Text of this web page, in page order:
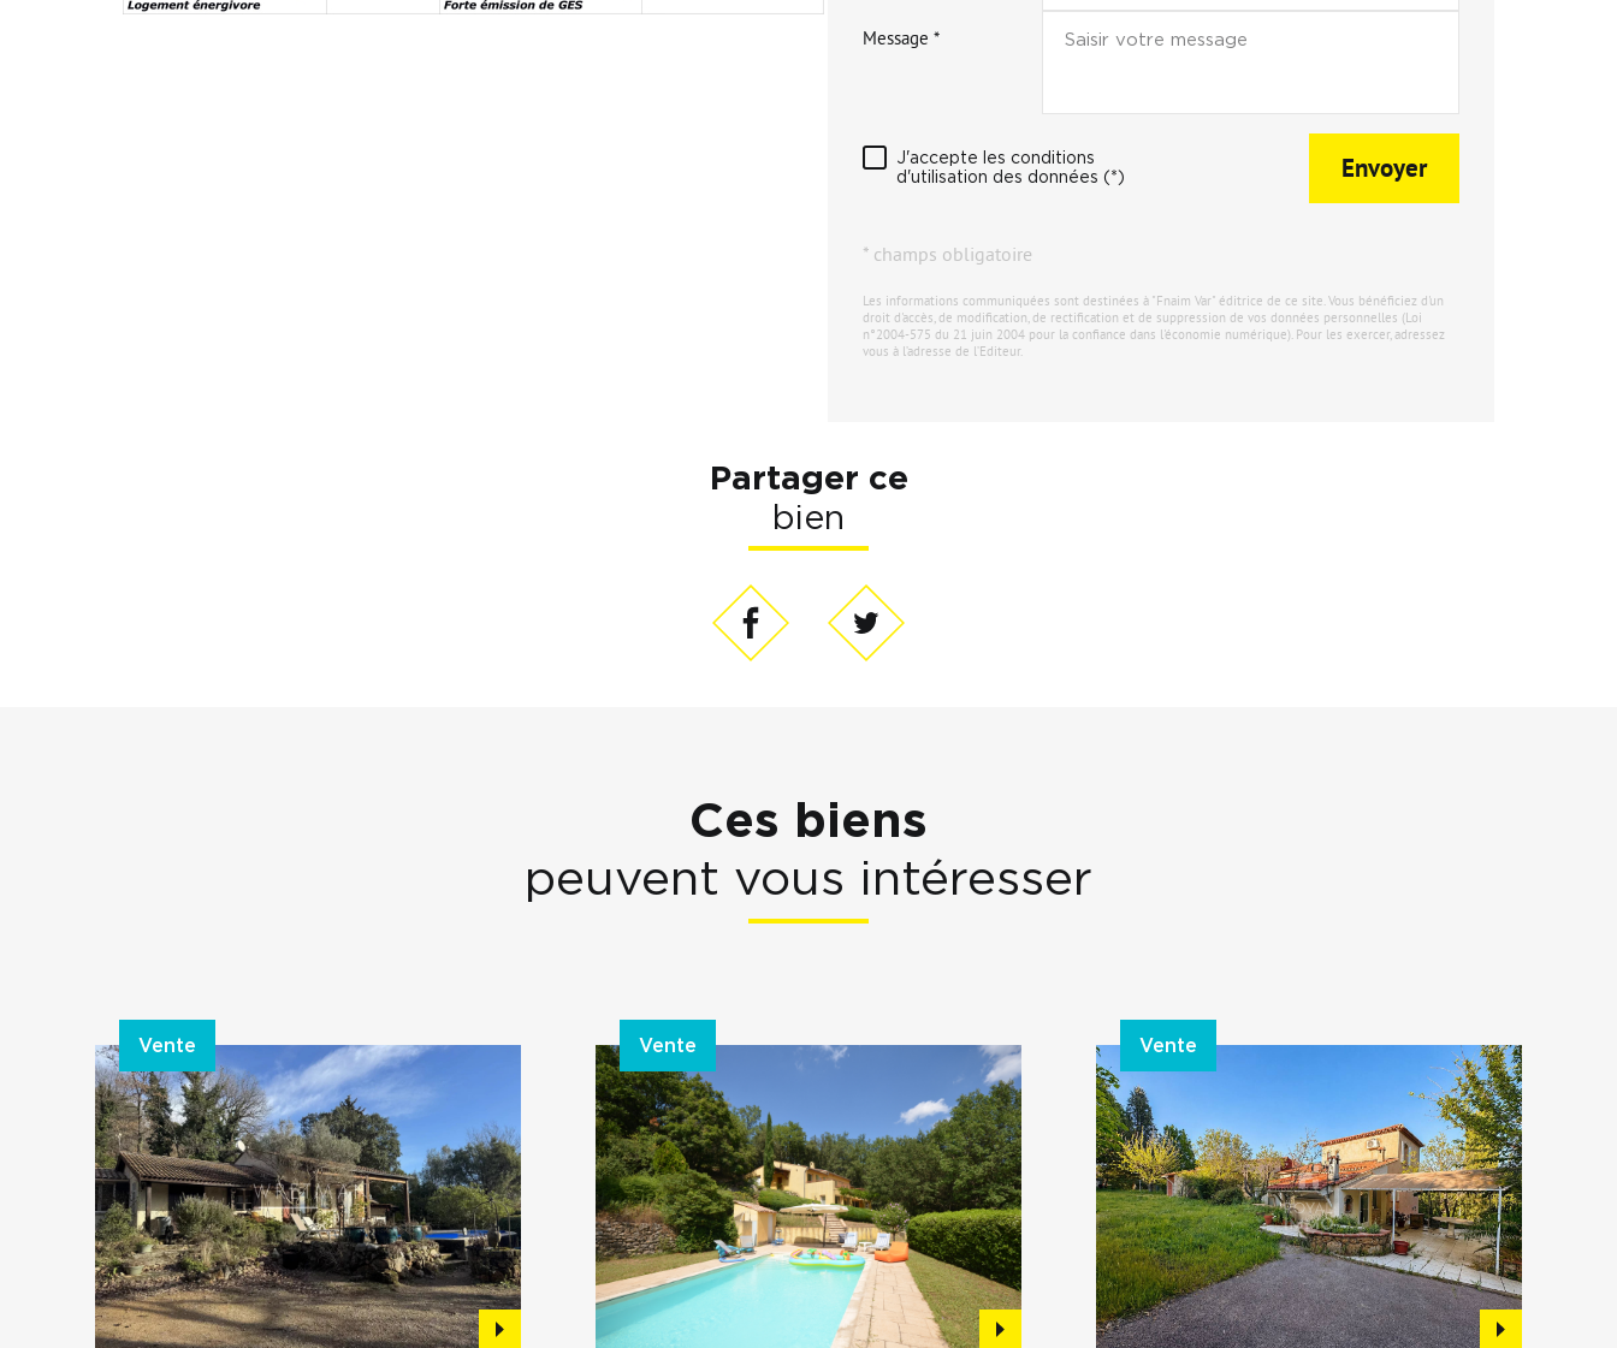
Message *
J'accepte les conditions
d'utilisation des données (*)
Envoyer
* champs obligatoire
Les informations communiquées sont destinées à "Fnaim Var" éditrice de ce site. Vous bénéficiez d'un
droit d'accès, de modification, de rectification et de suppression de vos données personnelles (Loi
n°2004-575 du 21 juin 2004 pour la confiance dans l'économie numérique). Pour les exercer, adressez
vous à l’adresse de l’Editeur.
Partager ce
bien
Ces biens
peuvent vous intéresser
Vente Vente Vente